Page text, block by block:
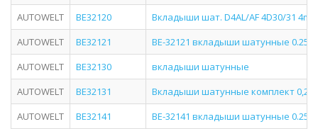
AUTOWELT
BE32120
Вкладыши шат. D4AL/AF 4D30/31
AUTOWELT
BE32121
BE-32121 вкладыши шатунные 0.25
AUTOWELT
BE32130
вкладыши шатунные
AUTOWELT
BE32131
Вкладыши шатунные комплект 0,25
AUTOWELT
BE32141 BE-32141 вкладыши шатунные 0.25